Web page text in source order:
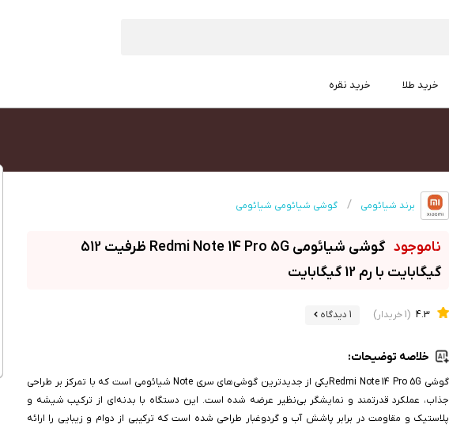
خرید طلا خرید نقره
برند شیائومی گوشی شیائومی شیائومی
گوشی شیائومی Redmi Note 14 Pro 5G ظرفیت 512
گیگابایت با رم 12 گیگابایت
4.3 (1 خریدار) 1 دیدگاه
خلاصه توضیحات:
گوشی Redmi Note 14 Pro 5Gیکی از جدیدترین گوشی‌های سری Note شیائومی است که با تمرکز بر طراحی
جذاب، عملکرد قدرتمند و نمایشگر بی‌نظیر عرضه شده است. این دستگاه با بدنه‌ای از ترکیب شیشه و
پلاستیک و مقاومت در برابر پاشش آب و گردوغبار طراحی شده است که ترکیبی از دوام و زیبایی را ارائه